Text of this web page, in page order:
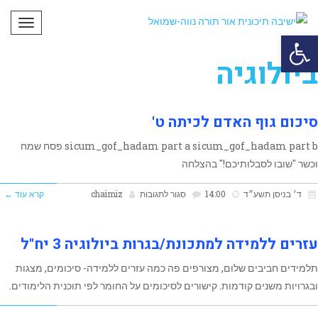
פתח סרגל נגישות
ביולוגיה
סיכום גוף האדם לכיתה ט'
sicum_gof_hadam part a sicum_gof_hadam part b פסח שמח
וכשר "שובו לסבלותיכם!" בהצלחה
ד׳ בניסן תשע״ד סגור לתגובותעל
chaimiz קרא עוד ←
עזרים ללמידה למתכונת/בגרות ביולוגיה 3 יח"ל
תלמידים חביבים שלום, מצורפים פה כמה עזרים ללמידה- סיכומים, מצגות
ובגרויות משנים קודמות. קישורים לסיכומים על החומר לפי תוכנית הלימודים.